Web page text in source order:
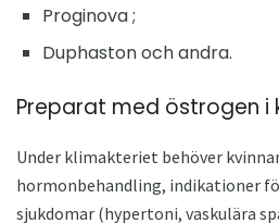
Proginova ;
Duphaston och andra.
Preparat med östrogen i
Under klimakteriet behöver
hormonbehandling, indikationer
sjukdomar (hypertoni, vaskulära